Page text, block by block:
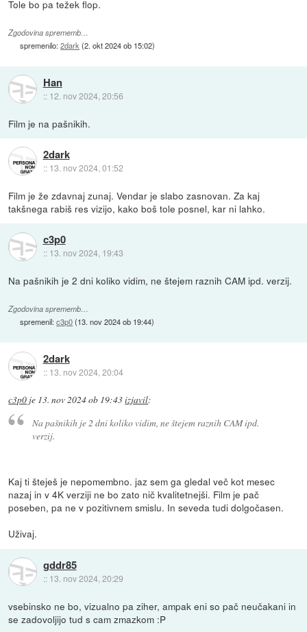
Tole bo pa težek flop.
Zgodovina sprememb…
spremenilo:2dark (2. okt 2024 ob 15:02)
Han
:: 12. nov 2024, 20:56
Film je na pašnikih.
2dark
:: 13. nov 2024, 01:52
Film je že zdavnaj zunaj. Vendar je slabo zasnovan. Za kaj
takšnega rabiš res vizijo, kako boš tole posnel, kar ni lahko.
c3p0
:: 13. nov 2024, 19:43
Na pašnikih je 2 dni koliko vidim, ne štejem raznih CAM ipd. verzij.
Zgodovina sprememb…
spremenil:c3p0(13. nov 2024 ob 19:44)
2dark
:: 13. nov 2024, 20:04
c3p0 je 13. nov 2024 ob 19:43izjavil:
Na pašnikih je 2 dni koliko vidim, ne štejem raznih CAM ipd.
verzij.
Kaj ti šteješ je nepomembno. jaz sem ga gledal več kot mesec
nazaj in v 4K verziji ne bo zato nič kvalitetnejši. Film je pač
poseben, pa ne v pozitivnem smislu. In seveda tudi dolgočasen.
Uživaj.
gddr85
:: 13. nov 2024, 20:29
vsebinsko ne bo, vizualno pa ziher, ampak eni so pač neučakani in
se zadovoljijo tud s cam zmazkom :P